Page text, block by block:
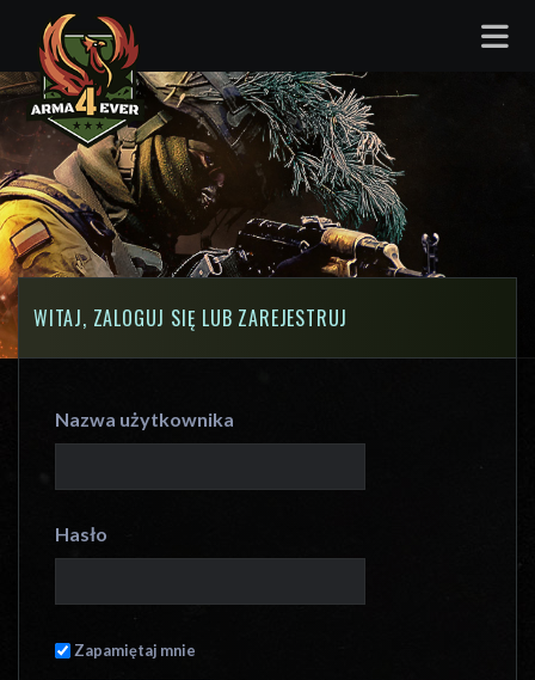
WITAJ, ZALOGUJ SIĘ LUB ZAREJESTRUJ
Nazwa użytkownika
Hasło
Zapamiętaj mnie